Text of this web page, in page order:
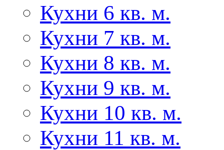
Кухни 6 кв. м.
Кухни 7 кв. м.
Кухни 8 кв. м.
Кухни 9 кв. м.
Кухни 10 кв. м.
Кухни 11 кв. м.